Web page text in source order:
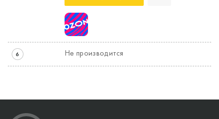
6 Не производится